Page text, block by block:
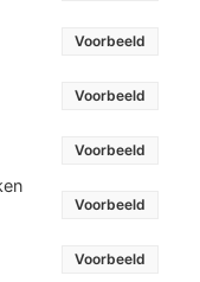
Voorbeeld
Voorbeeld
Voorbeeld
Voorbeeld
Voorbeeld